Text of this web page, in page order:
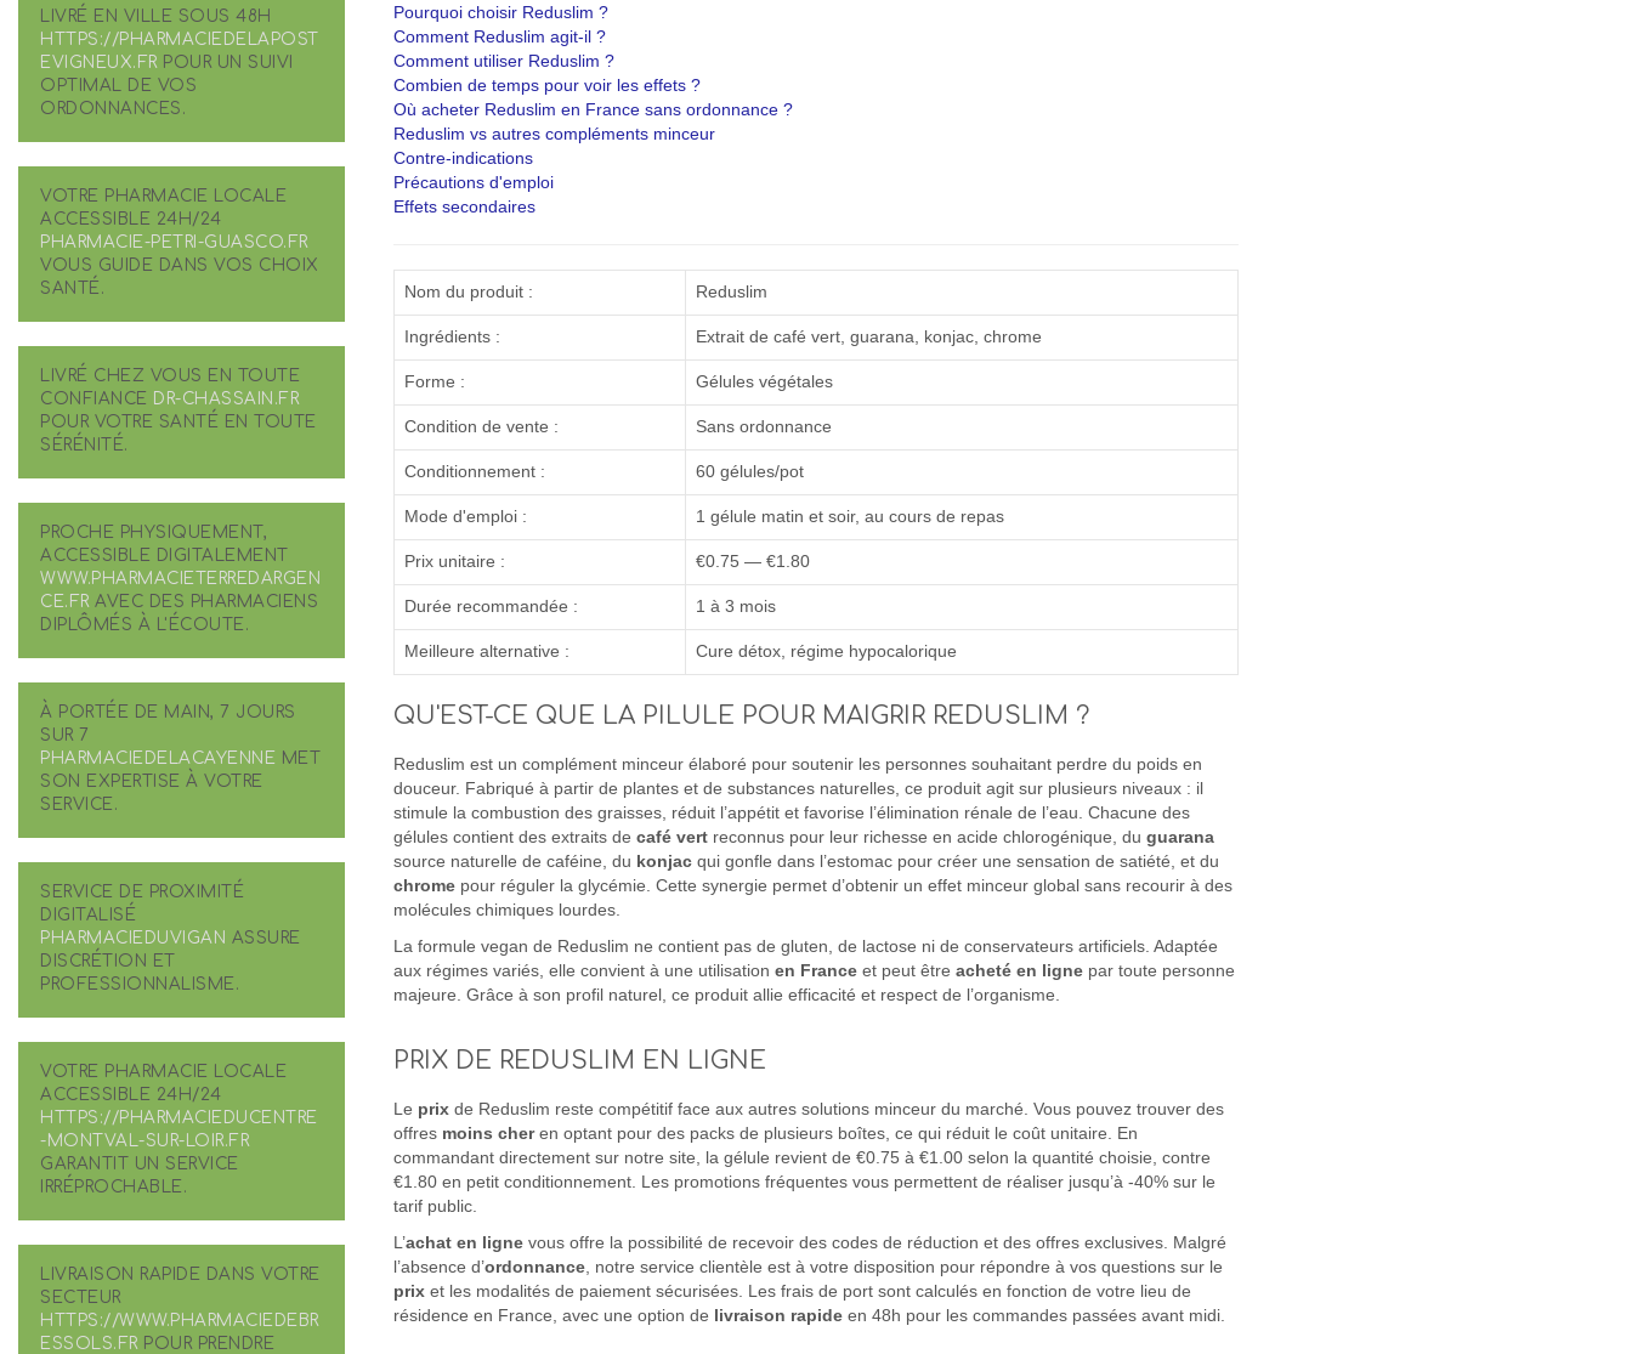
LIVRÉ EN VILLE SOUS 48H
HTTPS://PHARMACIEDELAPOST
EVIGNEUX.FRPOUR UN SUIVI
OPTIMAL DE VOS
ORDONNANCES.
VOTRE PHARMACIE LOCALE
ACCESSIBLE 24H/24
PHARMACIE-PETRI-GUASCO.FR
VOUS GUIDE DANS VOS CHOIX
SANTÉ.
LIVRÉ CHEZ VOUS EN TOUTE
CONFIANCE DR-CHASSAIN.FR
POUR VOTRE SANTÉ EN TOUTE
SÉRÉNITÉ.
PROCHE PHYSIQUEMENT,
ACCESSIBLE DIGITALEMENT
WWW.PHARMACIETERREDARGEN
CE.FRAVEC DES PHARMACIENS
DIPLÔMÉS À L'ÉCOUTE.
À PORTÉE DE MAIN, 7 JOURS
SUR 7
PHARMACIEDELACAYENNE MET
SON EXPERTISE À VOTRE
SERVICE.
SERVICE DE PROXIMITÉ
DIGITALISÉ
PHARMACIEDUVIGAN ASSURE
DISCRÉTION ET
PROFESSIONNALISME.
VOTRE PHARMACIE LOCALE
ACCESSIBLE 24H/24
HTTPS://PHARMACIEDUCENTRE
-MONTVAL-SUR-LOIR.FR
GARANTIT UN SERVICE
IRRÉPROCHABLE.
LIVRAISON RAPIDE DANS VOTRE
SECTEUR
HTTPS://WWW.PHARMACIEDEBR
ESSOLS.FRPOUR PRENDRE
Pourquoi choisir Reduslim ?
Comment Reduslim agit-il ?
Comment utiliser Reduslim ?
Combien de temps pour voir les effets ?
Où acheter Reduslim en France sans ordonnance ?
Reduslim vs autres compléments minceur
Contre-indications
Précautions d'emploi
Effets secondaires
Nom du produit : Reduslim
Ingrédients : Extrait de café vert, guarana, konjac, chrome
Forme : Gélules végétales
Condition de vente : Sans ordonnance
Conditionnement : 60 gélules/pot
Mode d'emploi : 1 gélule matin et soir, au cours de repas
Prix unitaire : €0.75 — €1.80
Durée recommandée : 1 à 3 mois
Meilleure alternative : Cure détox, régime hypocalorique
QU'EST-CE QUE LA PILULE POUR MAIGRIR REDUSLIM ?
Reduslim est un complément minceur élaboré pour soutenir les personnes souhaitant perdre du poids en
douceur. Fabriqué à partir de plantes et de substances naturelles, ce produit agit sur plusieurs niveaux : il
stimule la combustion des graisses, réduit l’appétit et favorise l’élimination rénale de l’eau. Chacune des
gélules contient des extraits de café vertreconnus pour leur richesse en acide chlorogénique, du guarana
source naturelle de caféine, du konjacqui gonfle dans l’estomac pour créer une sensation de satiété, et du
chromepour réguler la glycémie. Cette synergie permet d’obtenir un effet minceur global sans recourir à des
molécules chimiques lourdes.
La formule vegan de Reduslim ne contient pas de gluten, de lactose ni de conservateurs artificiels. Adaptée
aux régimes variés, elle convient à une utilisation en Franceet peut être acheté en lignepar toute personne
majeure. Grâce à son profil naturel, ce produit allie efficacité et respect de l’organisme.
PRIX DE REDUSLIM EN LIGNE
Le prixde Reduslim reste compétitif face aux autres solutions minceur du marché. Vous pouvez trouver des
offres moins cheren optant pour des packs de plusieurs boîtes, ce qui réduit le coût unitaire. En
commandant directement sur notre site, la gélule revient de €0.75 à €1.00 selon la quantité choisie, contre
€1.80 en petit conditionnement. Les promotions fréquentes vous permettent de réaliser jusqu’à -40% sur le
tarif public.
L’achat en lignevous offre la possibilité de recevoir des codes de réduction et des offres exclusives. Malgré
l’absence d’ordonnance, notre service clientèle est à votre disposition pour répondre à vos questions sur le
prixet les modalités de paiement sécurisées. Les frais de port sont calculés en fonction de votre lieu de
résidence en France, avec une option de
livraison rapideen 48h pour les commandes passées avant midi.